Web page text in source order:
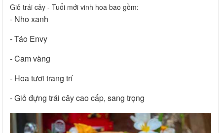
Giỏ trái cây - Tuổi mới vinh hoa bao gồm:
- Nho xanh
- Táo Envy
- Cam vàng
- Hoa tươi trang trí
- Giỏ đựng trái cây cao cấp, sang trọng